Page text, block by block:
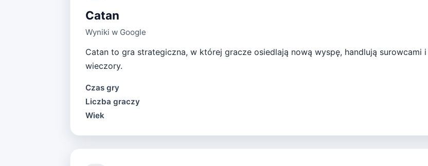
Catan
Wyniki w Google
Catan to gra strategiczna, w której gracze osiedlają nową wyspę, handlują surowcami
wieczory.
Czas gry
Liczba graczy
Wiek